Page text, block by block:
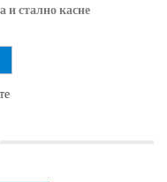
и стално касне